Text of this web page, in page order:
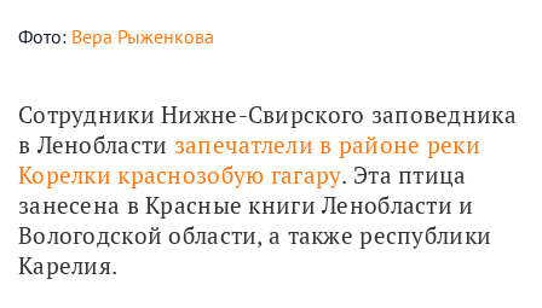
Фото: Вера Рыженкова
Сотрудники Нижне-Свирского заповедника
в Ленобласти запечатлели в районе реки
Корелки краснозобую гагару. Эта птица
занесена в Красные книги Ленобласти и
Вологодской области, а также республики
Карелия.